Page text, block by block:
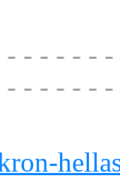
- - - - -
- - - - -